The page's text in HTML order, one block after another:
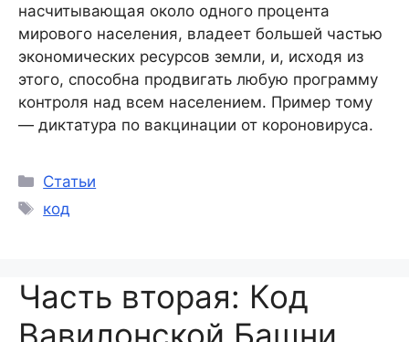
насчитывающая около одного процента
мирового населения, владеет большей частью
экономических ресурсов земли, и, исходя из
этого, способна продвигать любую программу
контроля над всем населением. Пример тому
— диктатура по вакцинации от короновируса.
Статьи
код
Часть вторая: Код